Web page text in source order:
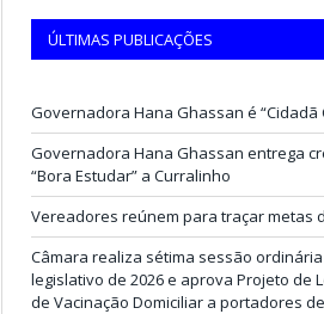
ÚLTIMAS PUBLICAÇÕES
Governadora Hana Ghassan é “Cidadã
Governadora Hana Ghassan entrega
“Bora Estudar” a Curralinho
Vereadores reúnem para traçar metas
Câmara realiza sétima sessão
legislativo de 2026 e aprova Projeto de
de Vacinação Domiciliar a portadores de